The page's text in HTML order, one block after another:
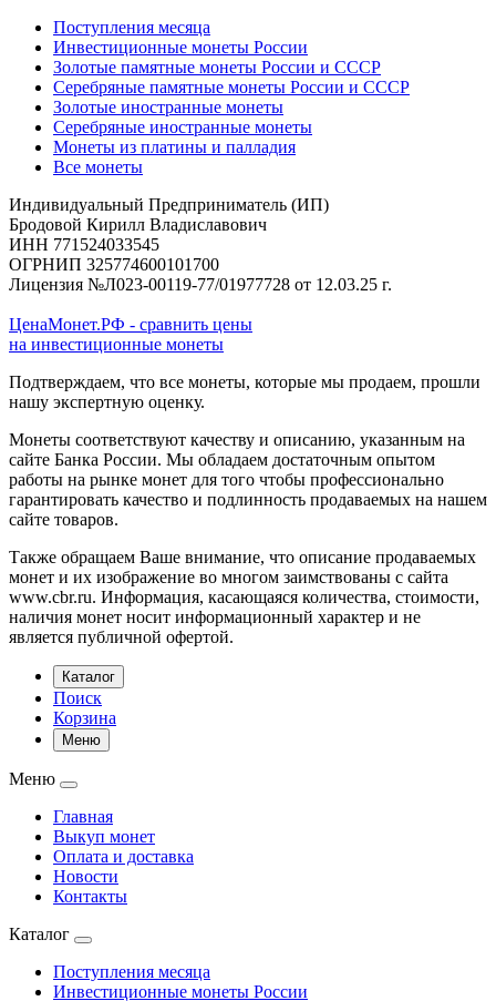
Поступления месяца
Инвестиционные монеты России
Золотые памятные монеты России и СССР
Серебряные памятные монеты России и СССР
Золотые иностранные монеты
Серебряные иностранные монеты
Монеты из платины и палладия
Все монеты
Индивидуальный Предприниматель (ИП)
Бродовой Кирилл Владиславович
ИНН 771524033545
ОГРНИП 325774600101700
Лицензия №Л023-00119-77/01977728 от 12.03.25 г.
ЦенаМонет.РФ - сравнить цены
на инвестиционные монеты
Подтверждаем, что все монеты, которые мы продаем, прошли
нашу экспертную оценку.
Монеты соответствуют качеству и описанию, указанным на
сайте Банка России. Мы обладаем достаточным опытом
работы на рынке монет для того чтобы профессионально
гарантировать качество и подлинность продаваемых на нашем
сайте товаров.
Также обращаем Ваше внимание, что описание продаваемых
монет и их изображение во многом заимствованы с сайта
www.cbr.ru. Информация, касающаяся количества, стоимости,
наличия монет носит информационный характер и не
является публичной офертой.
Каталог
Поиск
Корзина
Меню
Меню
Главная
Выкуп монет
Оплата и доставка
Новости
Контакты
Каталог
Поступления месяца
Инвестиционные монеты России